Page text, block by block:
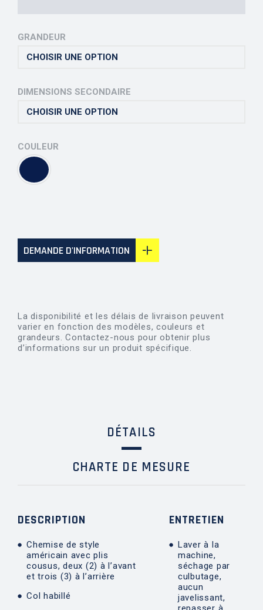
GRANDEUR
DIMENSIONS SECONDAIRE
COULEUR
DEMANDE D'INFORMATION
La disponibilité et les délais de livraison peuvent
varier en fonction des modèles, couleurs et
grandeurs. Contactez-nous pour obtenir plus
d’informations sur un produit spécifique.
DÉTAILS
CHARTE DE MESURE
DESCRIPTION
Chemise de style
américain avec plis
cousus, deux (2) à l’avant
et trois (3) à l’arrière
Col habillé
ENTRETIEN
Laver à la
machine,
séchage par
culbutage,
aucun
javelissant,